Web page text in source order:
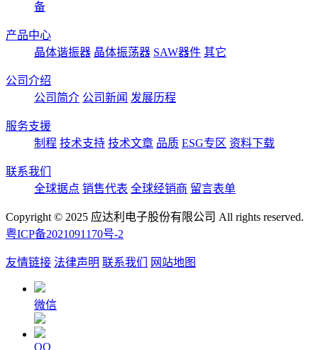
备
产品中心
晶体谐振器 晶体振荡器 SAW器件 其它
公司介绍
公司简介 公司新闻 发展历程
服务支援
制程 技术支持 技术文章 品质 ESG专区 资料下载
联系我们
全球据点 销售代表 全球经销商 留言表单
Copyright © 2025 应达利电子股份有限公司 All rights reserved.
粤ICP备2021091170号-2
友情链接 法律声明 联系我们 网站地图
微信
QQ